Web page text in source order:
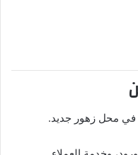
محل زهور جديد.